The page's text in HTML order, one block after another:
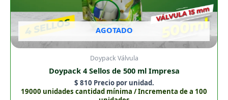
AGOTADO
Doypack Válvula
Doypack 4 Sellos de 500 ml Impresa
$ 810 Precio por unidad.
19000 unidades cantidad mínima / Incrementa de a 100